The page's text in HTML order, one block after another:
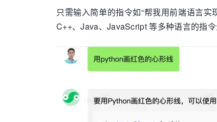
只需输入简单的指令如“帮我用前端语言
C++、Java、JavaScript 等多种语言的指